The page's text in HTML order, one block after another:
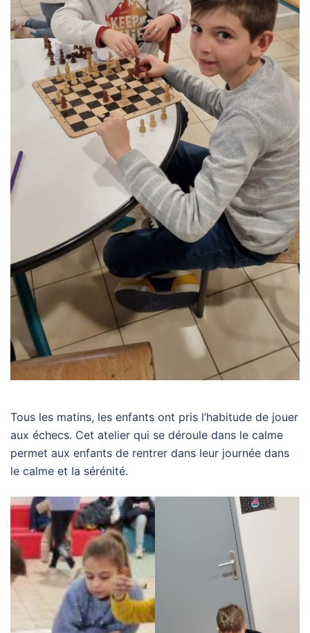
Tous les matins, les enfants ont pris l’habitude de jouer
aux échecs. Cet atelier qui se déroule dans le calme
permet aux enfants de rentrer dans leur journée dans
le calme et la sérénité.